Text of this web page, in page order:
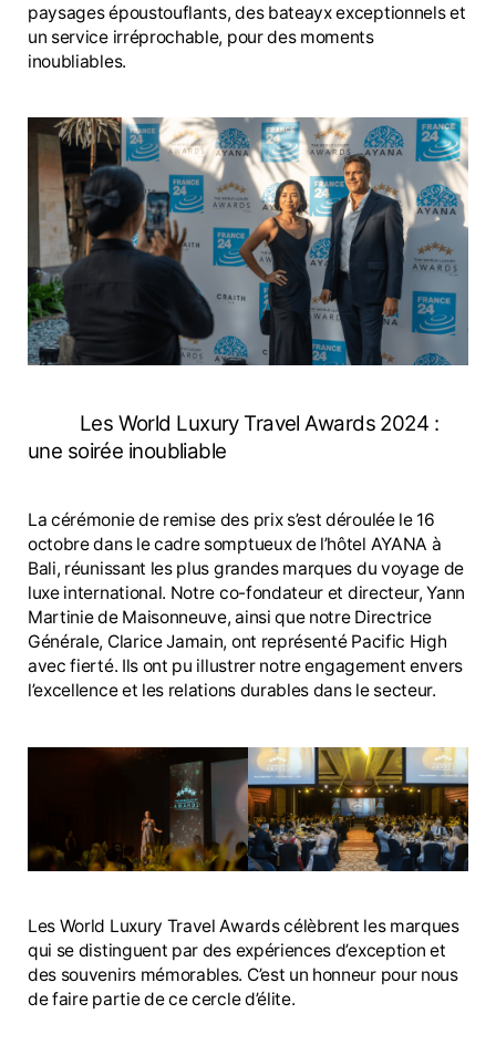
paysages époustouflants, des bateayx exceptionnels et
un service irréprochable, pour des moments
inoubliables.
Les World Luxury Travel Awards 2024 :
une soirée inoubliable
La cérémonie de remise des prix s’est déroulée le 16
octobre dans le cadre somptueux de l’hôtel AYANA à
Bali, réunissant les plus grandes marques du voyage de
luxe international. Notre co-fondateur et directeur, Yann
Martinie de Maisonneuve, ainsi que notre Directrice
Générale, Clarice Jamain, ont représenté Pacific High
avec fierté. Ils ont pu illustrer notre engagement envers
l’excellence et les relations durables dans le secteur.
Les World Luxury Travel Awards célèbrent les marques
qui se distinguent par des expériences d’exception et
des souvenirs mémorables. C’est un honneur pour nous
de faire partie de ce cercle d’élite.